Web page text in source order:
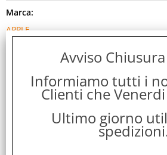
Marca:
APPLE
Pollici Schermo:
Garanzia:
Avviso
Informiamo tutti i
Clienti che
Ultimo giorno